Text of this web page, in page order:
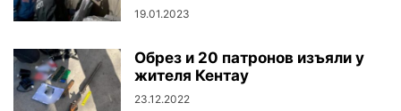
19.01.2023
Обрез и 20 патронов изъяли у
жителя Кентау
23.12.2022